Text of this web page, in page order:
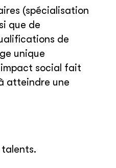
(spécialisation
que de
de
unique
social fait
atteindre une
talents.